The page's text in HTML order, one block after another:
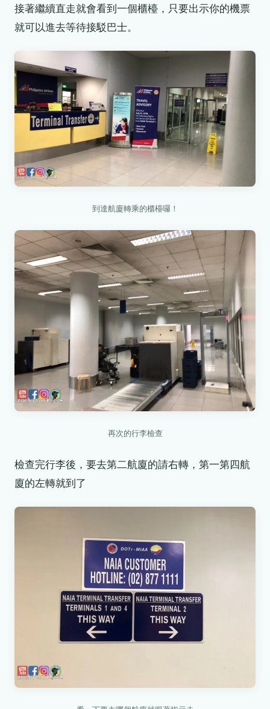
接著繼續直走就會看到一個櫃檯，只要出示你的機票
就可以進去等待接駁巴士。
到達航廈轉乘的櫃檯囉！
再次的行李檢查
檢查完行李後，要去第二航廈的請右轉，第一第四航
廈的左轉就到了